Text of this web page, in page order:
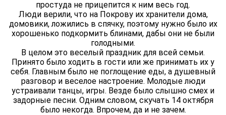
простуда не прицепится к ним весь год.
Люди верили, что на Покрову их хранители дома,
домовики, ложились в спячку, поэтому нужно было их
хорошенько подкормить блинами, дабы они не были
голодными.
В целом это веселый праздник для всей семьи.
Принято было ходить в гости или же принимать их у
себя. Главным было не поглощение еды, а душевный
разговор и веселое настроение. Молодые люди
устраивали танцы, игры. Везде было слышно смех и
задорные песни. Одним словом, скучать 14 октября
было некогда. Впрочем, да и не зачем.